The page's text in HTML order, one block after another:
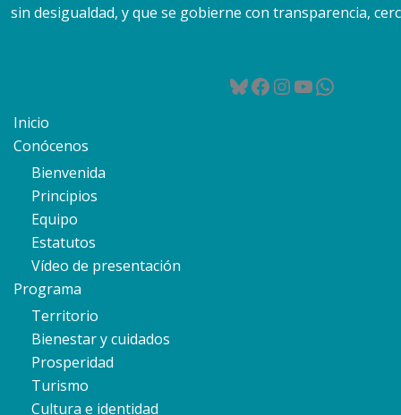
sin desigualdad, y que se gobierne con transparencia,
Bluesky
Facebook
Instagram
YouTube
Inicio
Conócenos
Bienvenida
Principios
Equipo
Estatutos
Vídeo de presentación
Programa
Territorio
Bienestar y cuidados
Prosperidad
Turismo
Cultura e identidad